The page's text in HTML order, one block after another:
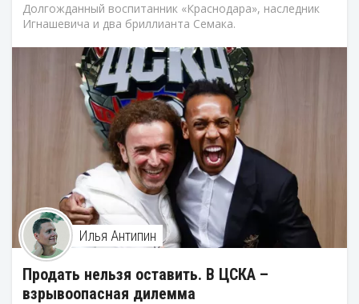
Долгожданный воспитанник «Краснодара», наследник
Игнашевича и два бриллианта Семака.
Илья Антипин
Продать нельзя оставить. В ЦСКА –
взрывоопасная дилемма